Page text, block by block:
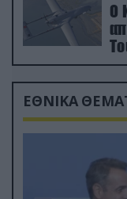
Ο
ΕΘΝΙΚΑ